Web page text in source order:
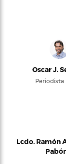
Oscar J.
Periodista
Lcdo. Ramón